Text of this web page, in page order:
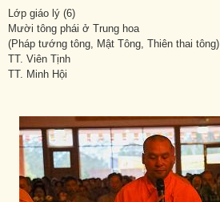
Lớp giáo lý (6)
Mười tông phái ở Trung hoa
(Pháp tướng tông, Mật Tông, Thiên thai tông)
TT. Viên Tịnh
TT. Minh Hội